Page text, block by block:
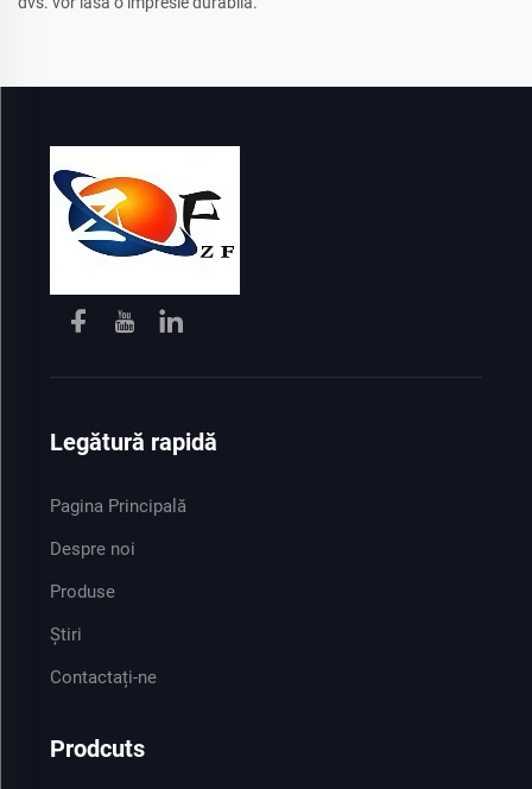
Legătură rapidă
Pagina Principală
Despre noi
Produse
Știri
Contactați-ne
Prodcuts